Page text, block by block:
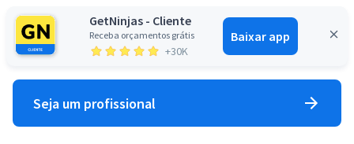
GetNinjas - Cliente
Receba orçamentos grátis
+30K
Baixar app
Entrar
Seja um profissional